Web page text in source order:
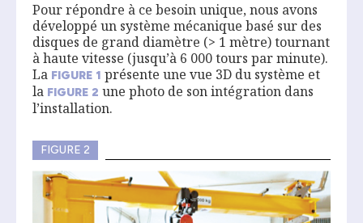
Pour répondre à ce besoin unique, nous avons
développé un système mécanique basé sur des
disques de grand diamètre (> 1 mètre) tournant
à haute vitesse (jusqu’à 6 000 tours par minute).
La FIGURE 1 présente une vue 3D du système et
la FIGURE 2 une photo de son intégration dans
l’installation.
FIGURE 2